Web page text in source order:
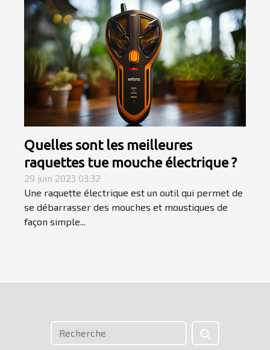
Quelles sont les meilleures
raquettes tue mouche électrique ?
29 juin 2023 03:32
Une raquette électrique est un outil qui permet de
se débarrasser des mouches et moustiques de
façon simple...